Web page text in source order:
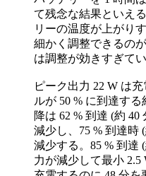
て残念な結果といえ
リーの温度が上がり
細かく調整できるの
は調整が効きすぎてい
ピーク出力 22 W は
ルが 50 % に到達す
降は 62 % 到達 (約 40
減少し、75 % 到達時
減少する。85 % 到達
力が減少して最小 2.5